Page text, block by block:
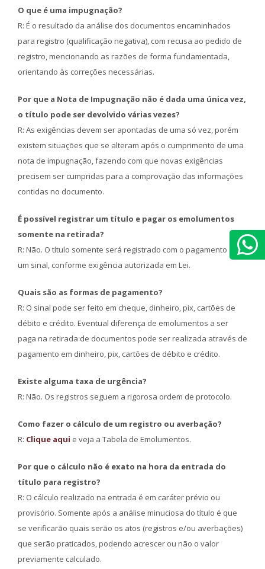
O que é uma impugnação?
R: É o resultado da análise dos documentos encaminhados
para registro (qualificação negativa), com recusa ao pedido de
registro, mencionando as razões de forma fundamentada,
orientando às correções necessárias.
Por que a Nota de Impugnação não é dada uma única vez,
o título pode ser devolvido várias vezes?
R: As exigências devem ser apontadas de uma só vez, porém
existem situações que se alteram após o cumprimento de uma
nota de impugnação, fazendo com que novas exigências
precisem ser cumpridas para a comprovação das informações
contidas no documento.
É possível registrar um título e pagar os emolumentos
somente na retirada?
R: Não. O título somente será registrado com o pagamento de
um sinal, conforme exigência autorizada em Lei.
Quais são as formas de pagamento?
R: O sinal pode ser feito em cheque, dinheiro, pix, cartões de
débito e crédito. Eventual diferença de emolumentos a ser
paga na retirada de documentos pode ser realizada através de
pagamento em dinheiro, pix, cartões de débito e crédito.
Existe alguma taxa de urgência?
R: Não. Os registros seguem a rigorosa ordem de protocolo.
Como fazer o cálculo de um registro ou averbação?
R: Clique aqui e veja a Tabela de Emolumentos.
Por que o cálculo não é exato na hora da entrada do
título para registro?
R: O cálculo realizado na entrada é em caráter prévio ou
provisório. Somente após a análise minuciosa do título é que
se verificarão quais serão os atos (registros e/ou averbações)
que serão praticados, podendo acrescer ou não o valor
previamente calculado.